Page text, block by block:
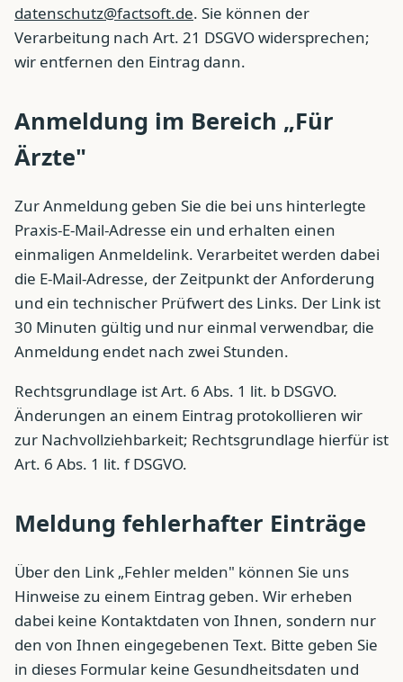
datenschutz@factsoft.de. Sie können der
Verarbeitung nach Art. 21 DSGVO widersprechen;
wir entfernen den Eintrag dann.
Anmeldung im Bereich „Für
Ärzte"
Zur Anmeldung geben Sie die bei uns hinterlegte
Praxis-E-Mail-Adresse ein und erhalten einen
einmaligen Anmeldelink. Verarbeitet werden dabei
die E-Mail-Adresse, der Zeitpunkt der Anforderung
und ein technischer Prüfwert des Links. Der Link ist
30 Minuten gültig und nur einmal verwendbar, die
Anmeldung endet nach zwei Stunden.
Rechtsgrundlage ist Art. 6 Abs. 1 lit. b DSGVO.
Änderungen an einem Eintrag protokollieren wir
zur Nachvollziehbarkeit; Rechtsgrundlage hierfür ist
Art. 6 Abs. 1 lit. f DSGVO.
Meldung fehlerhafter Einträge
Über den Link „Fehler melden" können Sie uns
Hinweise zu einem Eintrag geben. Wir erheben
dabei keine Kontaktdaten von Ihnen, sondern nur
den von Ihnen eingegebenen Text. Bitte geben Sie
in dieses Formular keine Gesundheitsdaten und